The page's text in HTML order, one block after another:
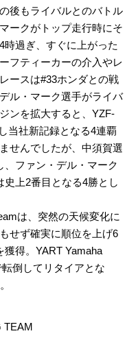
後もライバルとのバトル
ークがトップ走行時にそ
過ぎ、すぐに上がった
フティーカーの介入やレ
ースは#33ホンダとの戦
ル・マーク選手がライバ
ンを拡大すると、YZF-
当社新記録となる4連覇
せんでしたが、中須賀選
ファン・デル・マーク
上2番目となる4勝とし
は、突然の天候変化に
せず確実に順位を上げ6
得。YART Yamaha
倒してリタイアとな
TEAM